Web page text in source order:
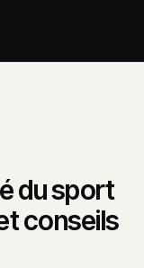
du sport
conseils